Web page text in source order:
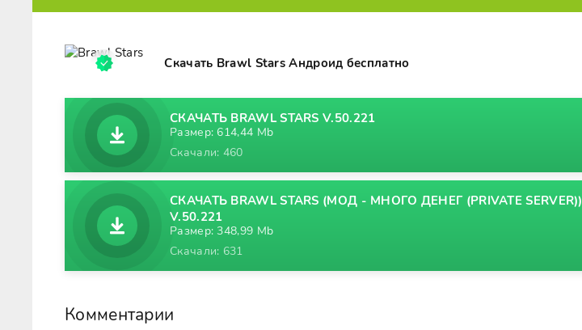
Скачать Brawl Stars Андроид бесплатно
СКАЧАТЬ BRAWL STARS V.50.221
Размер: 614,44 Mb
Скачали: 460
СКАЧАТЬ BRAWL STARS (МОД - МНОГО ДЕНЕГ (PRIVATE SERVER))
V.50.221
Размер: 348,99 Mb
Скачали: 631
Комментарии